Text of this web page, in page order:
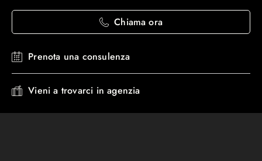
Chiama ora
Prenota una consulenza
Vieni a trovarci in agenzia